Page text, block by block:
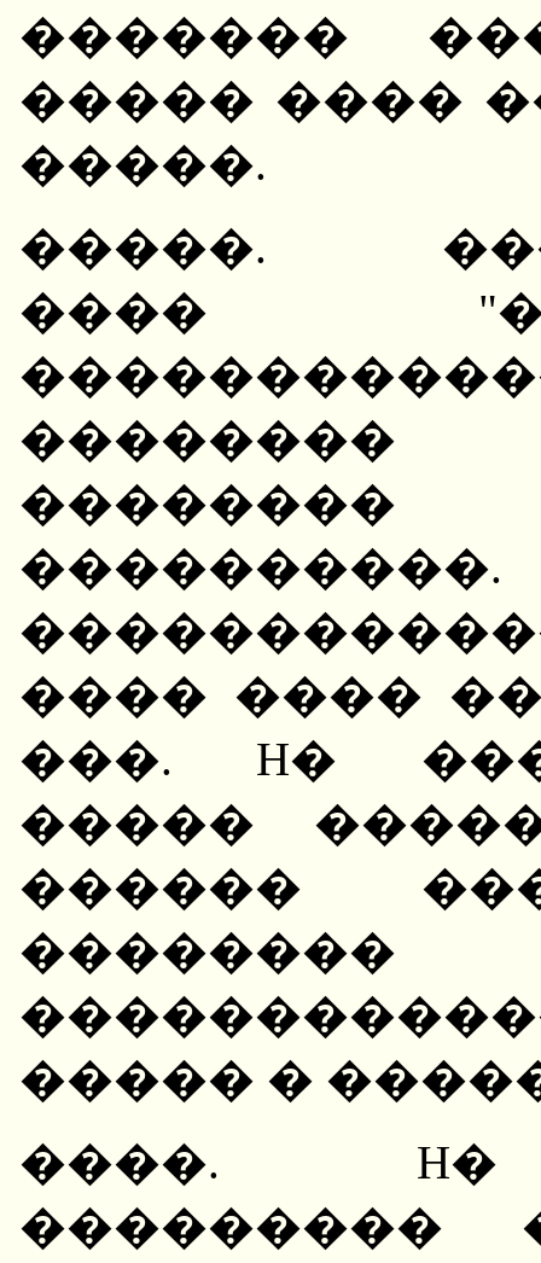
�������
����� ����
�����.
�����.
����
��������
���� ����
���. H�
�����
������
����� �
����. H�
���������